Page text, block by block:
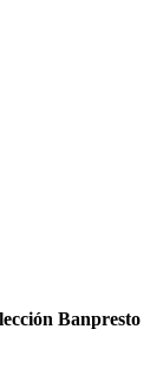
Banpresto